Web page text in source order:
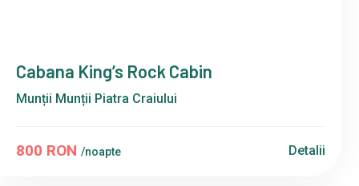
Cabana King’s Rock Cabin
Munții Munții Piatra Craiului
800 RON /noapte Detalii